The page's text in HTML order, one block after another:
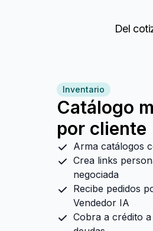
Del
Inventario
Catálogo
por cliente
Arma catálogos
Crea links
negociada
Recibe pedidos
Vendedor IA
Cobra a crédito